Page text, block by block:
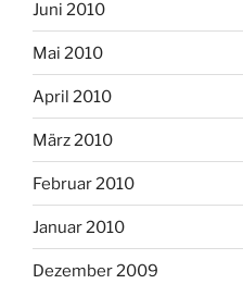
Juni 2010
Mai 2010
April 2010
März 2010
Februar 2010
Januar 2010
Dezember 2009